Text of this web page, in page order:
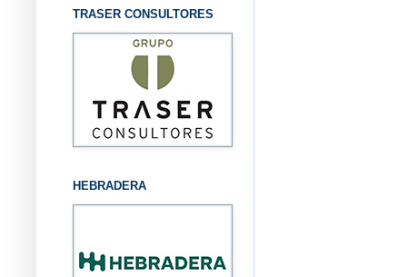
TRASER CONSULTORES
HEBRADERA